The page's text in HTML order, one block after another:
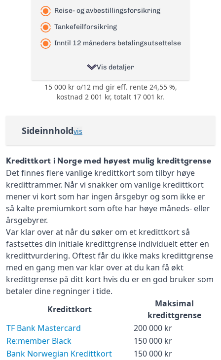
Reise- og avbestillingsforsikring
Tankefeilforsikring
Inntil 12 måneders betalingsutsettelse
Vis detaljer
Bonus:
Ingen bonuser og
rabatter
Forsikring:
Nominell Rente:
22,28%
Effektiv rente:
24,55%
Kontantuttak i
minibank:
35 kr + 1% av beløp
Kontantuttak i
bank:
35 kr + 1% av beløp
Gebyr
papirfaktura:
45 kr
Valutapåslag:
2%
Purregebyr:
35 kr
Erstatningskort:
Les mer om Ikano Visa →
15 000 kr o/12 md gir eff. rente 24,55 %,
kostnad 2 001 kr, totalt 17 001 kr.
Sideinnholdvis
kredittgrense
TF Bank Mastercard – opptil 200 000 kroner
Bank Norwegian Visa – opptil 150 000 kroner
re:member black – opptil 150 000 kroner
re:member gold – opptil 150 000 kroner
Morrow Bank Mastercard – opptil 100 000 kroner
Premiumkort og private banking-kort
Hva er en høy kredittgrense?
Kan jeg øke min kredittgrensen senere?
Hvem har behov for høy kredittgrense?
Fordeler med høy kredittgrense
Kredittkort i Norge med høyest mulig kredittgrense
Det finnes flere vanlige kredittkort som tilbyr høye
kredittrammer. Når vi snakker om vanlige kredittkort
mener vi kort som har ingen årsgebyr og som ikke er
så kalte premiumkort som ofte har høye måneds- eller
årsgebyrer.
Var klar over at når du søker om et kredittkort så
fastsettes din initiale kredittgrense individuelt etter en
kredittvurdering. Oftest får du ikke maks kredittgrense
med en gang men var klar over at du kan få økt
kredittgrense på ditt kort hvis du er en god bruker som
betaler dine regninger i tide.
Kredittkort
Maksimal
kredittgrense
TF Bank Mastercard
200 000 kr
Re:member Black
150 000 kr
Bank Norwegian Kredittkort
150 000 kr